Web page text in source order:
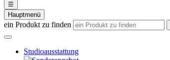
☰
Hauptmenü
ein Produkt zu finden
Studioausstattung